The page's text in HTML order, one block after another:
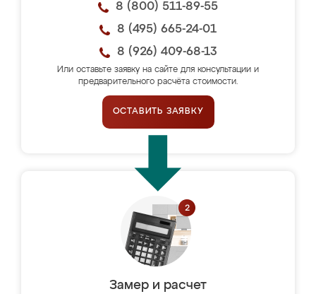
8 (800) 511-89-55
8 (495) 665-24-01
8 (926) 409-68-13
Или оставьте заявку на сайте для консультации и
предварительного расчёта стоимости.
ОСТАВИТЬ ЗАЯВКУ
Замер и расчет